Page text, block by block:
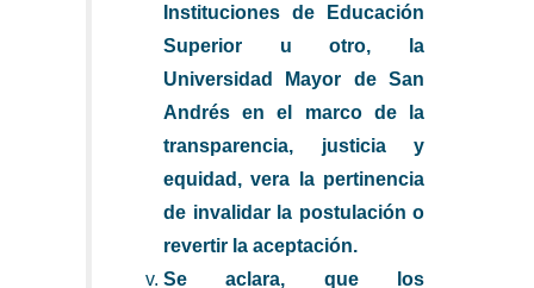
Instituciones de Educación
Superior u otro, la
Universidad Mayor de San
Andrés en el marco de la
transparencia, justicia y
equidad, vera la pertinencia
de invalidar la postulación o
revertir la aceptación.
Se aclara, que los